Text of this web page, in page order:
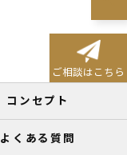
ご相談はこちら
コンセプト
よくある質問